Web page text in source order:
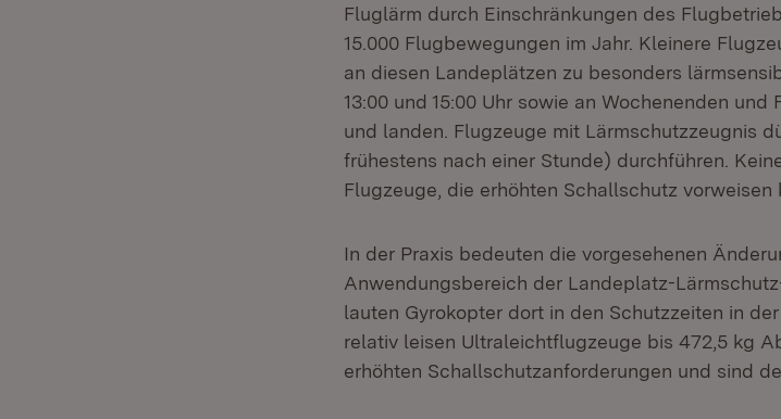
Fluglärm durch Einschränkungen des
15.000 Flugbewegungen im Jahr. Kleinere
an diesen Landeplätzen zu besonders
13:00 und 15:00 Uhr sowie an Wochenenden
und landen. Flugzeuge mit Lärmschutzzeugnis
frühestens nach einer Stunde) durchführen.
Flugzeuge, die erhöhten Schallschutz vorweisen
In der Praxis bedeuten die vorgesehenen
Anwendungsbereich der Landeplatz-
lauten Gyrokopter dort in den Schutzzeiten in
relativ leisen Ultraleichtflugzeuge bis 472,5 kg
erhöhten Schallschutzanforderungen und sind